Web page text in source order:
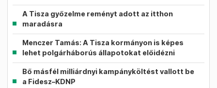
A Tisza győzelme reményt adott az itthon
maradásra
Menczer Tamás: A Tisza kormányon is képes
lehet polgárháborús állapotokat előidézni
Bő másfél milliárdnyi kampányköltést vallott be
a Fidesz–KDNP